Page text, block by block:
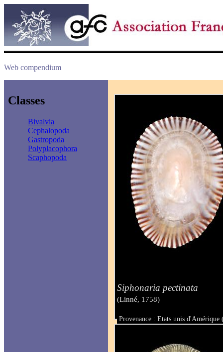
Web compendium
Classes
Bivalvia
Cephalopoda
Gastropoda
Polyplacophora
Scaphopoda
Siphonaria pectinata
(Linné, 1758)
Provenance : Etats unis d'Amérique
Taille : 23 mm